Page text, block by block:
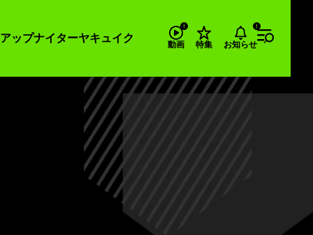
ップナイターヤキュイク
動画 特集 お知らせ